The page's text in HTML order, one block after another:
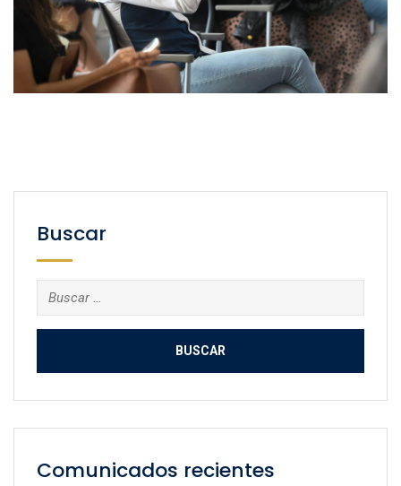
Buscar
Buscar:
Comunicados recientes